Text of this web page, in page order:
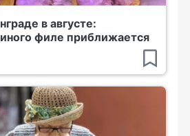
в августе:
филе приближается